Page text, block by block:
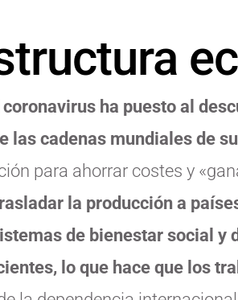
ha puesto al
las cadenas mundiales de
para ahorrar costes y
la producción a
de bienestar social y
lo que hace que los